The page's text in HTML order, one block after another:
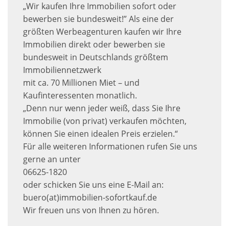
„Wir kaufen Ihre Immobilien sofort oder
bewerben sie bundesweit!” Als eine der
größten Werbeagenturen kaufen wir Ihre
Immobilien direkt oder bewerben sie
bundesweit in Deutschlands größtem
Immobiliennetzwerk
mit ca. 70 Millionen Miet – und
Kaufinteressenten monatlich.
„Denn nur wenn jeder weiß, dass Sie Ihre
Immobilie (von privat) verkaufen möchten,
können Sie einen idealen Preis erzielen.“
Für alle weiteren Informationen rufen Sie uns
gerne an unter
06625-1820
oder schicken Sie uns eine E-Mail an:
buero(at)immobilien-sofortkauf.de
Wir freuen uns von Ihnen zu hören.